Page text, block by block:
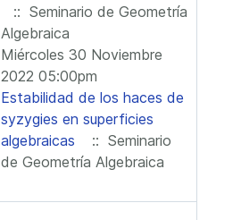
:: Seminario de Geometría
Algebraica
Miércoles 30 Noviembre
2022 05:00pm
Estabilidad de los haces de
syzygies en superficies
algebraicas
:: Seminario
de Geometría Algebraica